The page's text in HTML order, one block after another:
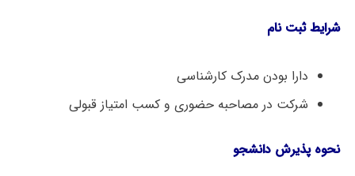
شرایط ثبت­ نام
دارا بودن مدرک کارشناسی
شرکت در مصاحبه حضوری و کسب امتیاز قبولی
نحوه پذیرش دانشجو